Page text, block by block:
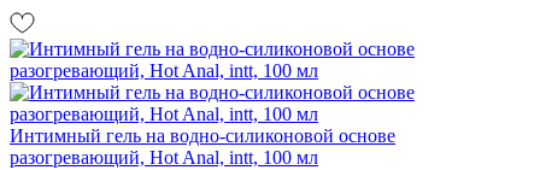
Интимный гель на водно-силиконовой основе
разогревающий, Hot Anal, intt, 100 мл